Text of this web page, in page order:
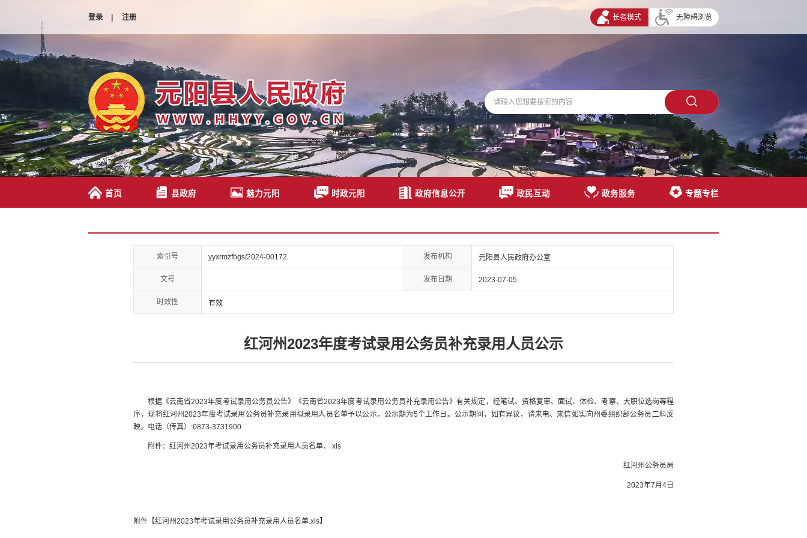
登录 | 注册 长者模式 无障碍浏览
首页 县政府 魅力元阳 时政元阳 政府信息公开 政民互动 政务服务 专题专栏
索引号 yyxrmzfbgs/2024-00172 发布机构 元阳县人民政府办公室
文号 发布日期 2023-07-05
时效性 有效
红河州2023年度考试录用公务员补充录用人员公示
根据《云南省2023年度考试录用公务员公告》《云南省2023年度考试录用公务员补充录用公告》有关规定，经笔试、资格复审、面试、体检、考察、大职位选岗等程
序，现将红河州2023年度考试录用公务员补充录用拟录用人员名单予以公示，公示期为5个工作日。公示期间，如有异议，请来电、来信如实向州委组织部公务员二科反
映。电话（传真）:0873-3731900
附件：红河州2023年考试录用公务员补充录用人员名单． xls
红河州公务员局
2023年7月4日
附件【红河州2023年考试录用公务员补充录用人员名单.xls】